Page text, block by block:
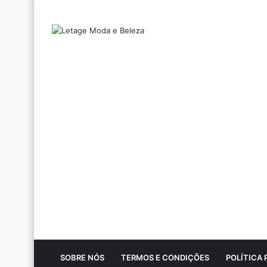
SOBRE NÓS TERMOS E CONDIÇÕES POLÍTICA